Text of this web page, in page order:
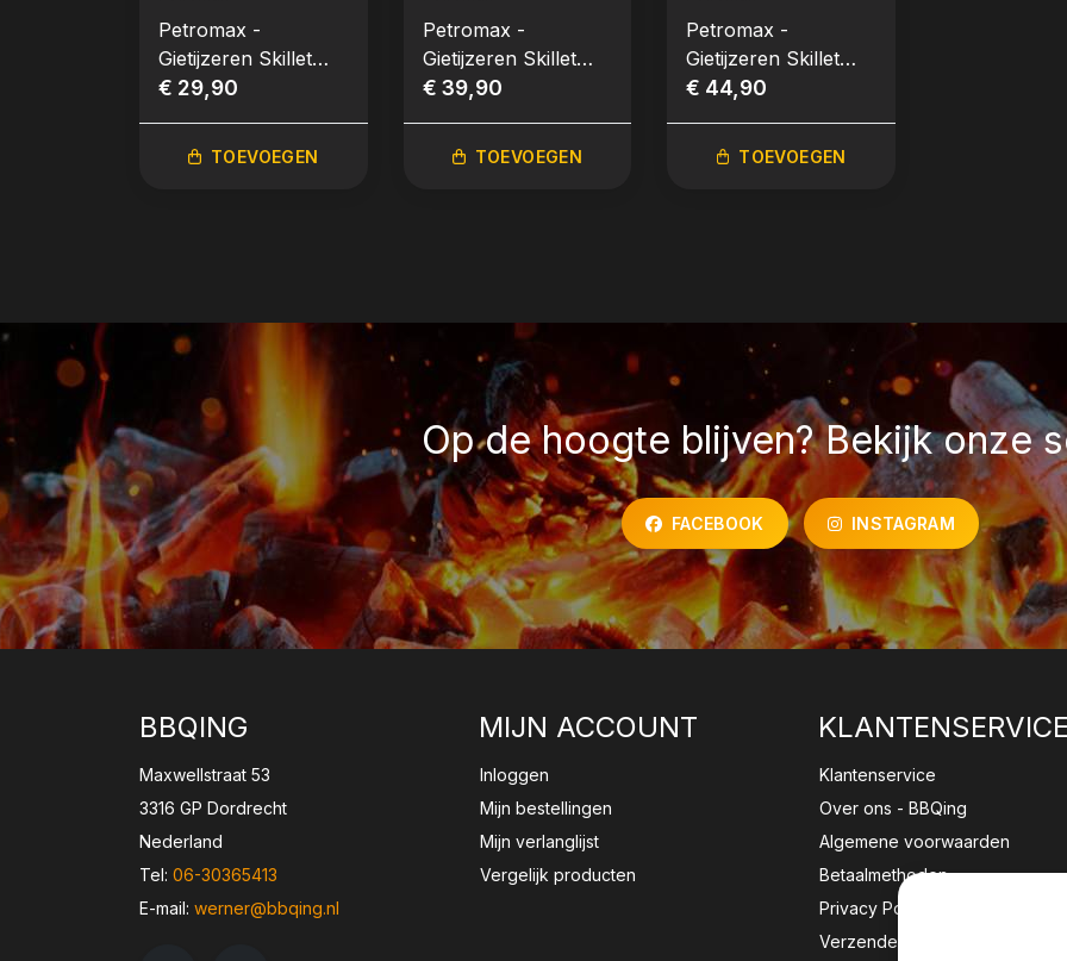
Petromax -
Gietijzeren Skillet
20cm
€ 29,90
TOEVOEGEN
Petromax -
Gietijzeren Skillet
25cm
€ 39,90
TOEVOEGEN
Petromax -
Gietijzeren Skillet
30cm
€ 44,90
TOEVOEGEN
Op de hoogte blijven? Bekijk onze
FACEBOOK INSTAGRAM
BBQING
Maxwellstraat 53
3316 GP Dordrecht
Nederland
Tel: 06-30365413
E-mail: werner@bbqing.nl
MIJN ACCOUNT
Inloggen
Mijn bestellingen
Mijn verlanglijst
Vergelijk producten
KLANTENSERVICE
Klantenservice
Over ons - BBQing
Algemene voorwaarden
Betaalmethoden
Privacy Policy
Verzenden & retourneren